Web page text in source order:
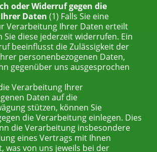
oder Widerruf gegen die
Daten (1) Falls Sie eine
Verarbeitung Ihrer Daten erteilt
Sie diese jederzeit widerrufen. Ein
beeinflusst die Zulässigkeit der
personenbezogenen Daten,
gegenüber uns ausgesprochen
Verarbeitung Ihrer
Daten auf die
stützen, können Sie
die Verarbeitung einlegen. Dies
die Verarbeitung insbesondere
eines Vertrags mit Ihnen
was von uns jeweils bei der